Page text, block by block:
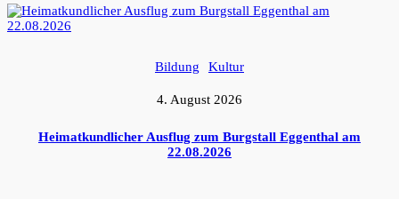
Bildung Kultur
4. August 2026
Heimatkundlicher Ausflug zum Burgstall Eggenthal am
22.08.2026